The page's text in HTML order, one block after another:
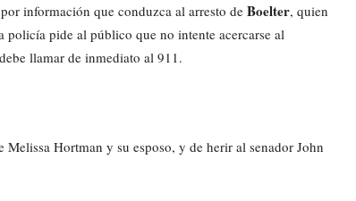
por información que conduzca al arresto de Boelter, quien
policía pide al público que no intente acercarse al
llamar de inmediato al 911.
Melissa Hortman y su esposo, y de herir al senador John